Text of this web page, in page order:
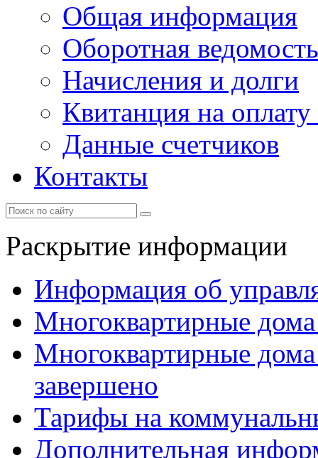
Общая информация
Оборотная ведомость
Начисления и долги
Квитанция на
Данные счетчиков
Контакты
Раскрытие информации
Информация об
Многоквартирные
Многоквартирные
завершено
Тарифы на
Дополнительная